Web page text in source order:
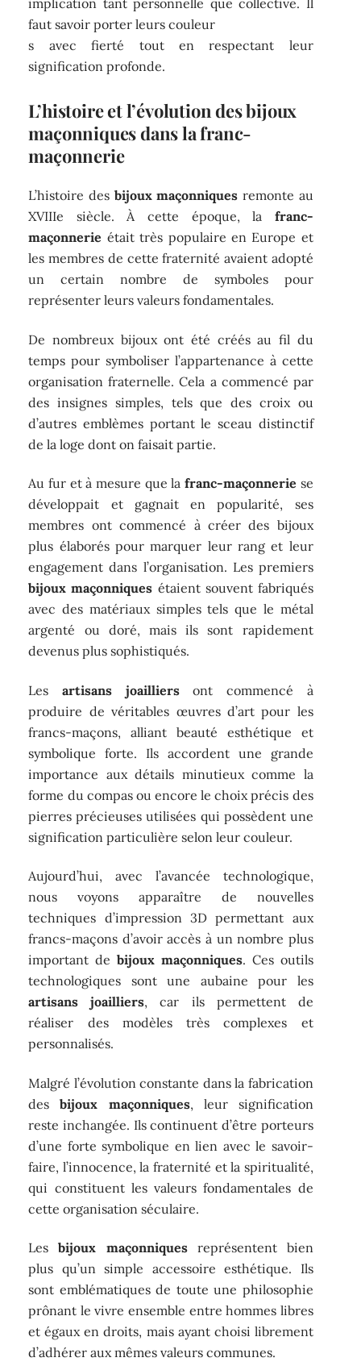
faut savoir porter leurs couleur
s avec fierté tout en respectant leur
signification profonde.
L’histoire et l’évolution des bijoux
maçonniques dans la franc-
maçonnerie
L’histoire des bijoux maçonniques remonte au
XVIIIe siècle. À cette époque, la franc-
maçonnerie était très populaire en Europe et
les membres de cette fraternité avaient adopté
un certain nombre de symboles pour
représenter leurs valeurs fondamentales.
De nombreux bijoux ont été créés au fil du
temps pour symboliser l’appartenance à cette
organisation fraternelle. Cela a commencé par
des insignes simples, tels que des croix ou
d’autres emblèmes portant le sceau distinctif
de la loge dont on faisait partie.
Au fur et à mesure que la franc-maçonnerie se
développait et gagnait en popularité, ses
membres ont commencé à créer des bijoux
plus élaborés pour marquer leur rang et leur
engagement dans l’organisation. Les premiers
bijoux maçonniques étaient souvent fabriqués
avec des matériaux simples tels que le métal
argenté ou doré, mais ils sont rapidement
devenus plus sophistiqués.
Lesartisans joailliersont commencé à
produire de véritables œuvres d’art pour les
francs-maçons, alliant beauté esthétique et
symbolique forte. Ils accordent une grande
importance aux détails minutieux comme la
forme du compas ou encore le choix précis des
pierres précieuses utilisées qui possèdent une
signification particulière selon leur couleur.
Aujourd’hui, avec l’avancée technologique,
nous voyons apparaître de nouvelles
techniques d’impression 3D permettant aux
francs-maçons d’avoir accès à un nombre plus
important debijoux maçonniques. Ces outils
technologiques sont une aubaine pour les
artisans joailliers, car ils permettent de
réaliser des modèles très complexes et
personnalisés.
Malgré l’évolution constante dans la fabrication
desbijoux maçonniques, leur signification
reste inchangée. Ils continuent d’être porteurs
d’une forte symbolique en lien avec le savoir-
faire, l’innocence, la fraternité et la spiritualité,
qui constituent les valeurs fondamentales de
cette organisation séculaire.
Lesbijoux maçonniquesreprésentent bien
plus qu’un simple accessoire esthétique. Ils
sont emblématiques de toute une philosophie
prônant le vivre ensemble entre hommes libres
et égaux en droits, mais ayant choisi librement
d’adhérer aux mêmes valeurs communes.